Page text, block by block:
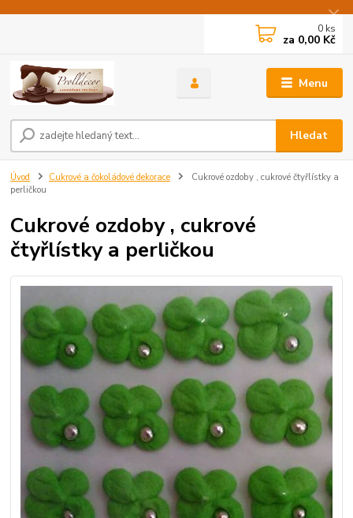
Menu
Hledat
0 ks
za 0,00 Kč
Úvod Cukrové a čokoládové dekorace
Cukrové ozdoby , cukrové čtyřlístky a
perličkou
Cukrové ozdoby , cukrové
čtyřlístky a perličkou